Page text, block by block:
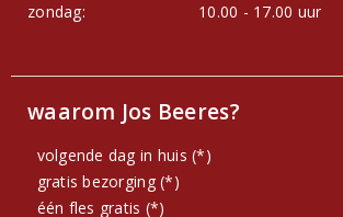
zondag:
10.00 - 17.00 uur
waarom Jos Beeres?
volgende dag in huis (*)
gratis bezorging (*)
één fles gratis (*)